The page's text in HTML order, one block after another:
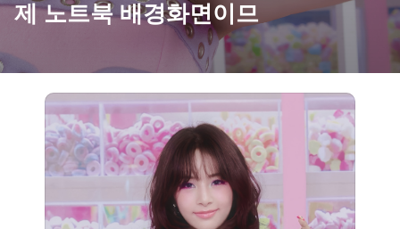
제 노트북 배경화면이므